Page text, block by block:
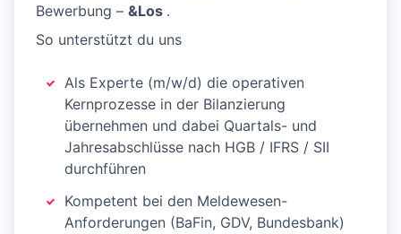
Bewerbung – &Los .
So unterstützt du uns
Als Experte (m/w/d) die operativen
Kernprozesse in der Bilanzierung
übernehmen und dabei Quartals- und
Jahresabschlüsse nach HGB / IFRS / SII
durchführen
Kompetent bei den Meldewesen-
Anforderungen (BaFin, GDV, Bundesbank)